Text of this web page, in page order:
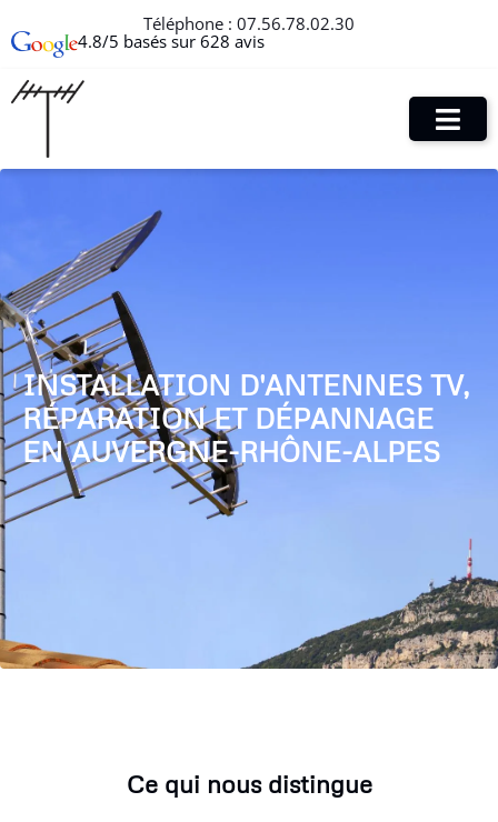
Téléphone : 07.56.78.02.30
4.8/5 basés sur 628 avis
INSTALLATION D'ANTENNES TV,
RÉPARATION ET DÉPANNAGE
EN AUVERGNE-RHÔNE-ALPES
Ce qui nous distingue